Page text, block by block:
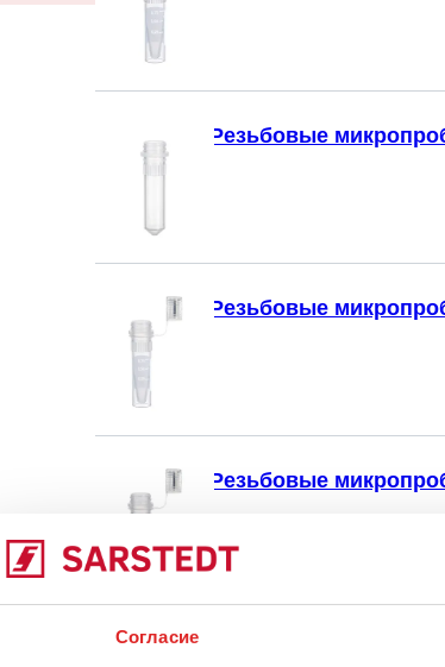
Согласие
Резьбовые
Резьбовые
Резьбовые
Крышки для